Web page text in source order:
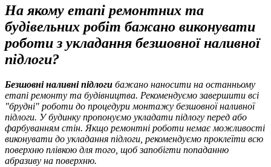
На якому етапі ремонтних та
будівельних робіт бажано виконувати
роботи з укладання безшовної наливної
підлоги?
Безшовні наливні підлоги бажано наносити на останньому
етапі ремонту та будівництва. Рекомендуємо завершити всі
"брудні" роботи до процедури монтажу безшовної наливної
підлоги. У будинку пропонуємо укладати підлогу перед або
фарбуванням стін. Якщо ремонтні роботи немає можливості
виконувати до укладання підлоги, рекомендуємо проклеїти всю
поверхню плівкою для того, щоб запобігти попаданню
абразиву на поверхню.